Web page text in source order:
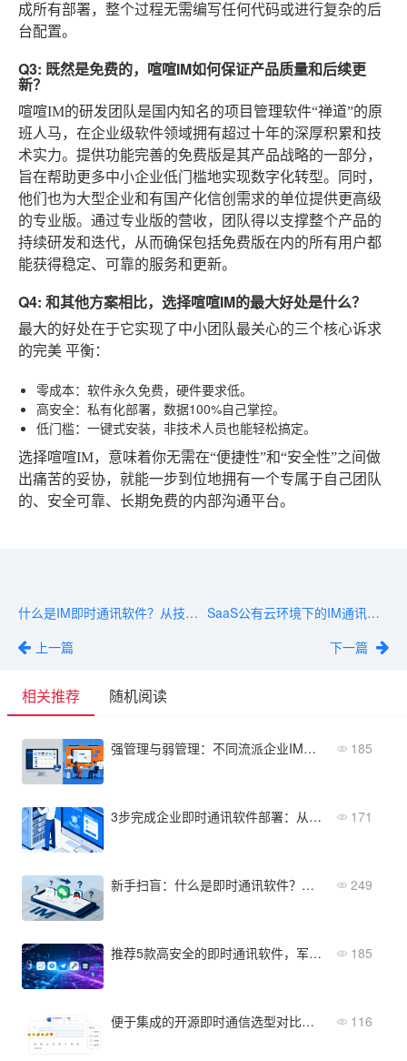
成所有部署，整个过程无需编写任何代码或进行复杂的后
台配置。
Q3: 既然是免费的，喧喧IM如何保证产品质量和后续更
新？
喧喧IM的研发团队是国内知名的项目管理软件“禅道”的原
班人马，在企业级软件领域拥有超过十年的深厚积累和技
术实力。提供功能完善的免费版是其产品战略的一部分，
旨在帮助更多中小企业低门槛地实现数字化转型。同时，
他们也为大型企业和有国产化信创需求的单位提供更高级
的专业版。通过专业版的营收，团队得以支撑整个产品的
持续研发和迭代，从而确保包括免费版在内的所有用户都
能获得稳定、可靠的服务和更新。
Q4: 和其他方案相比，选择喧喧IM的最大好处是什么？
最大的好处在于它实现了中小团队最关心的三个核心诉求
的完美 平衡：
零成本：软件永久免费，硬件要求低。
高安全：私有化部署，数据100%自己掌控。
低门槛：一键式安装，非技术人员也能轻松搞定。
选择喧喧IM，意味着你无需在“便捷性”和“安全性”之间做
出痛苦的妥协，就能一步到位地拥有一个专属于自己团队
的、安全可靠、长期免费的内部沟通平台。
什么是IM即时通讯软件？从技术原理到应用场景
上一篇
SaaS公有云环境下的IM通讯软件安全吗？数据归谁？
下一篇
相关推荐 随机阅读
强管理与弱管理：不同流派企业IM软件的特点及适用性 185
3步完成企业即时通讯软件部署：从服务器选型到全员上线 171
新手扫盲：什么是即时通讯软件？和微信、QQ有啥区别？ 249
推荐5款高安全的即时通讯软件，军工级加密与私有化部署 185
便于集成的开源即时通信选型对比与集成实操：三步完成部署 116